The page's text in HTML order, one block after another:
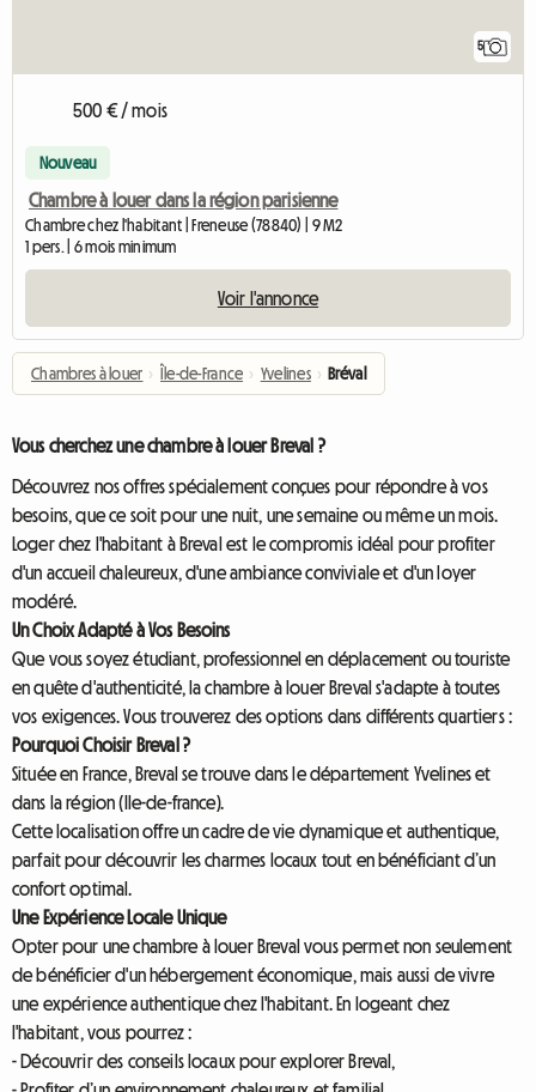
5
500 € / mois
Nouveau
Chambre à louer dans la région parisienne
Chambre chez l'habitant | Freneuse (78840) | 9 M2
1 pers. | 6 mois minimum
Voir l'annonce
Chambres à louer › Île-de-France › Yvelines › Bréval
Vous cherchez une chambre à louer Breval ?
Découvrez nos offres spécialement conçues pour répondre à vos
besoins, que ce soit pour une nuit, une semaine ou même un mois.
Loger chez l'habitant à Breval est le compromis idéal pour profiter
d'un accueil chaleureux, d'une ambiance conviviale et d'un loyer
modéré.
Un Choix Adapté à Vos Besoins
Que vous soyez étudiant, professionnel en déplacement ou touriste
en quête d'authenticité, la chambre à louer Breval s'adapte à toutes
vos exigences. Vous trouverez des options dans différents quartiers :
Pourquoi Choisir Breval ?
Située en France, Breval se trouve dans le département Yvelines et
dans la région (Ile-de-france).
Cette localisation offre un cadre de vie dynamique et authentique,
parfait pour découvrir les charmes locaux tout en bénéficiant d’un
confort optimal.
Une Expérience Locale Unique
Opter pour une chambre à louer Breval vous permet non seulement
de bénéficier d'un hébergement économique, mais aussi de vivre
une expérience authentique chez l'habitant. En logeant chez
l'habitant, vous pourrez :
- Découvrir des conseils locaux pour explorer Breval,